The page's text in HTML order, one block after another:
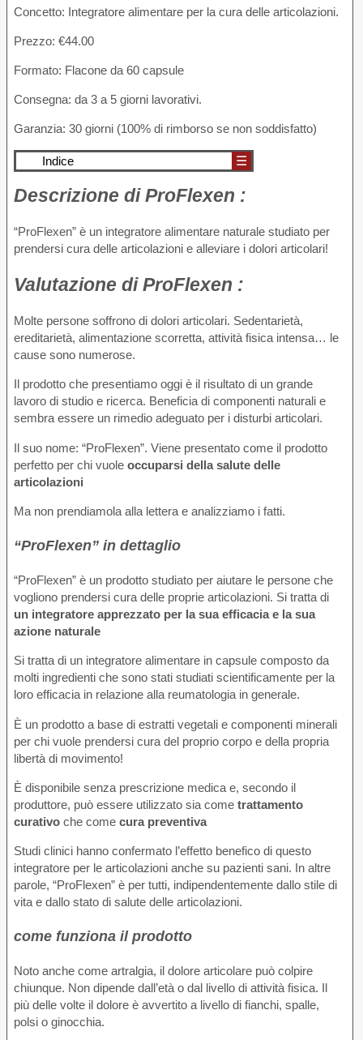
Concetto: Integratore alimentare per la cura delle articolazioni.
Prezzo: €44.00
Formato: Flacone da 60 capsule
Consegna: da 3 a 5 giorni lavorativi.
Garanzia: 30 giorni (100% di rimborso se non soddisfatto)
Indice ☰
Descrizione di ProFlexen :
“ProFlexen” è un integratore alimentare naturale studiato per
prendersi cura delle articolazioni e alleviare i dolori articolari!
Valutazione di ProFlexen :
Molte persone soffrono di dolori articolari. Sedentarietà,
ereditarietà, alimentazione scorretta, attività fisica intensa… le
cause sono numerose.
Il prodotto che presentiamo oggi è il risultato di un grande
lavoro di studio e ricerca. Beneficia di componenti naturali e
sembra essere un rimedio adeguato per i disturbi articolari.
Il suo nome: “ProFlexen”. Viene presentato come il prodotto
perfetto per chi vuole occuparsi della salute delle
articolazioni
Ma non prendiamola alla lettera e analizziamo i fatti.
“ProFlexen” in dettaglio
“ProFlexen” è un prodotto studiato per aiutare le persone che
vogliono prendersi cura delle proprie articolazioni. Si tratta di
un integratore apprezzato per la sua efficacia e la sua
azione naturale
Si tratta di un integratore alimentare in capsule composto da
molti ingredienti che sono stati studiati scientificamente per la
loro efficacia in relazione alla reumatologia in generale.
È un prodotto a base di estratti vegetali e componenti minerali
per chi vuole prendersi cura del proprio corpo e della propria
libertà di movimento!
È disponibile senza prescrizione medica e, secondo il
produttore, può essere utilizzato sia come trattamento
curativo che come cura preventiva
Studi clinici hanno confermato l’effetto benefico di questo
integratore per le articolazioni anche su pazienti sani. In altre
parole, “ProFlexen” è per tutti, indipendentemente dallo stile di
vita e dallo stato di salute delle articolazioni.
come funziona il prodotto
Noto anche come artralgia, il dolore articolare può colpire
chiunque. Non dipende dall’età o dal livello di attività fisica. Il
più delle volte il dolore è avvertito a livello di fianchi, spalle,
polsi o ginocchia.